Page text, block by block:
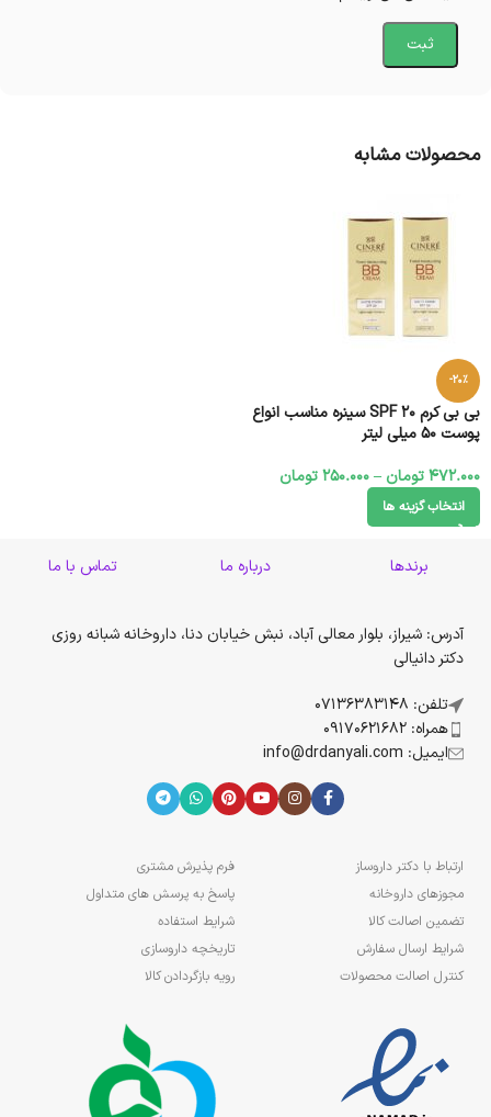
محصولات مشابه
-20%
بی بی کرم SPF ۲۰ سینره مناسب انواع
پوست ۵۰ میلی لیتر
472.000تومان –
250.000تومان
انتخاب گزینه ها
برندها درباره ما تماس با ما
آدرس: شیراز، بلوار معالی آباد، نبش خیابان دنا، داروخانه شبانه روزی
دکتر دانیالی
تلفن: 07136383148
همراه: 09170621682
ایمیل: info@drdanyali.com
ارتباط با دکتر داروساز
مجوزهای داروخانه
تضمین اصالت کالا
شرایط ارسال سفارش
کنترل اصالت محصولات
فرم پذیرش مشتری
پاسخ به پرسش های متداول
شرایط استفاده
تاریخچه داروسازی
رویه بازگردادن کالا